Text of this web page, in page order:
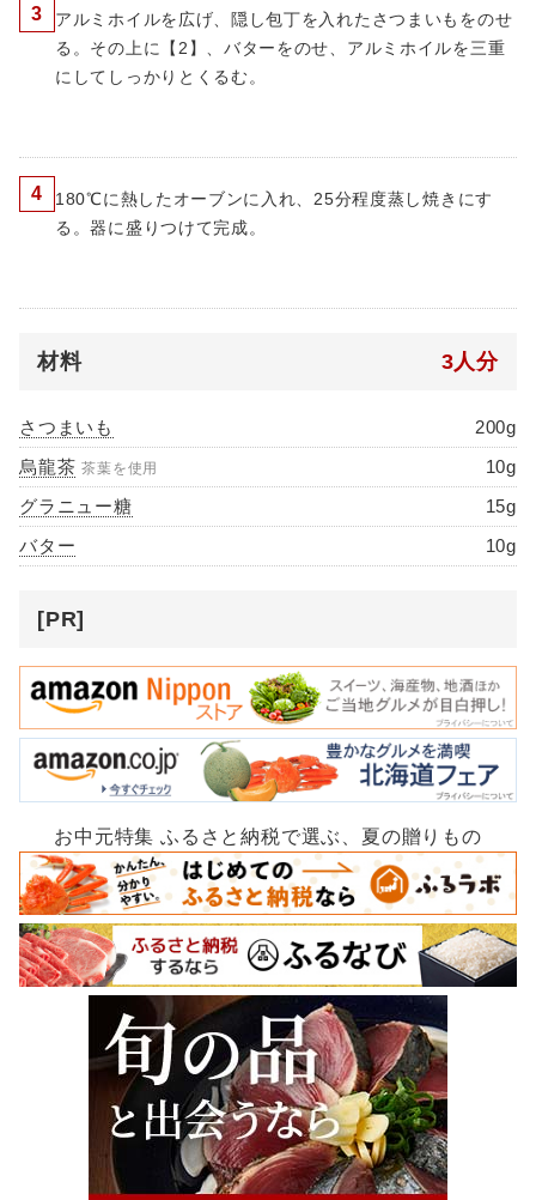
3
アルミホイルを広げ、隠し包丁を入れたさつまいもをのせ
る。その上に【2】、バターをのせ、アルミホイルを三重
にしてしっかりとくるむ。
4
180℃に熱したオーブンに入れ、25分程度蒸し焼きにす
る。器に盛りつけて完成。
材料 3人分
さつまいも
200g
烏龍茶 茶葉を使用
10g
グラニュー糖
15g
バター
10g
[PR]
お中元特集 ふるさと納税で選ぶ、夏の贈りもの